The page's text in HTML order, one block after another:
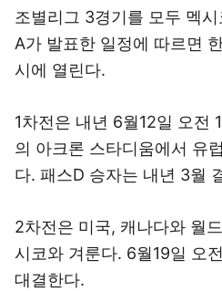
조별리그 3경기를 모두 멕
A가 발표한 일정에 따르면
시에 열린다.
1차전은 내년 6월12일 오전
의 아크론 스타디움에서 유
다. 패스D 승자는 내년 3월
2차전은 미국, 캐나다와 월
시코와 겨룬다. 6월19일 오
대결한다.